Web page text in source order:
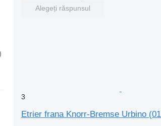
Alegeți răspunsul
3
Etrier frana Knorr-Bremse Urbino